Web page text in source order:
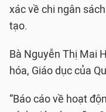
xác về chi ngân
tạo.
Bà Nguyễn Thị Mai
hóa, Giáo dục của
“Báo cáo về hoạt